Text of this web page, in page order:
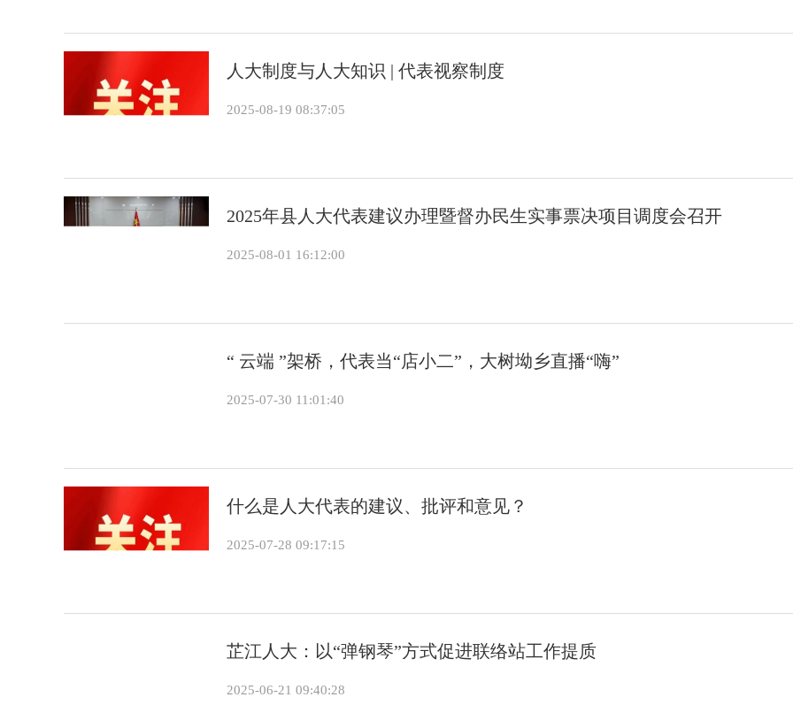
人大制度与人大知识 | 代表视察制度
2025-08-19 08:37:05
2025年县人大代表建议办理暨督办民生实事票决项目调度会召开
2025-08-01 16:12:00
“ 云端 ”架桥，代表当“店小二”，大树坳乡直播“嗨”
2025-07-30 11:01:40
什么是人大代表的建议、批评和意见？
2025-07-28 09:17:15
芷江人大：以“弹钢琴”方式促进联络站工作提质
2025-06-21 09:40:28